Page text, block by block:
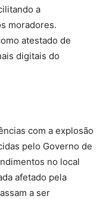
a
moradores.
atestado de
digitais do
com a explosão
pelo Governo de
no local
afetado pela
a ser